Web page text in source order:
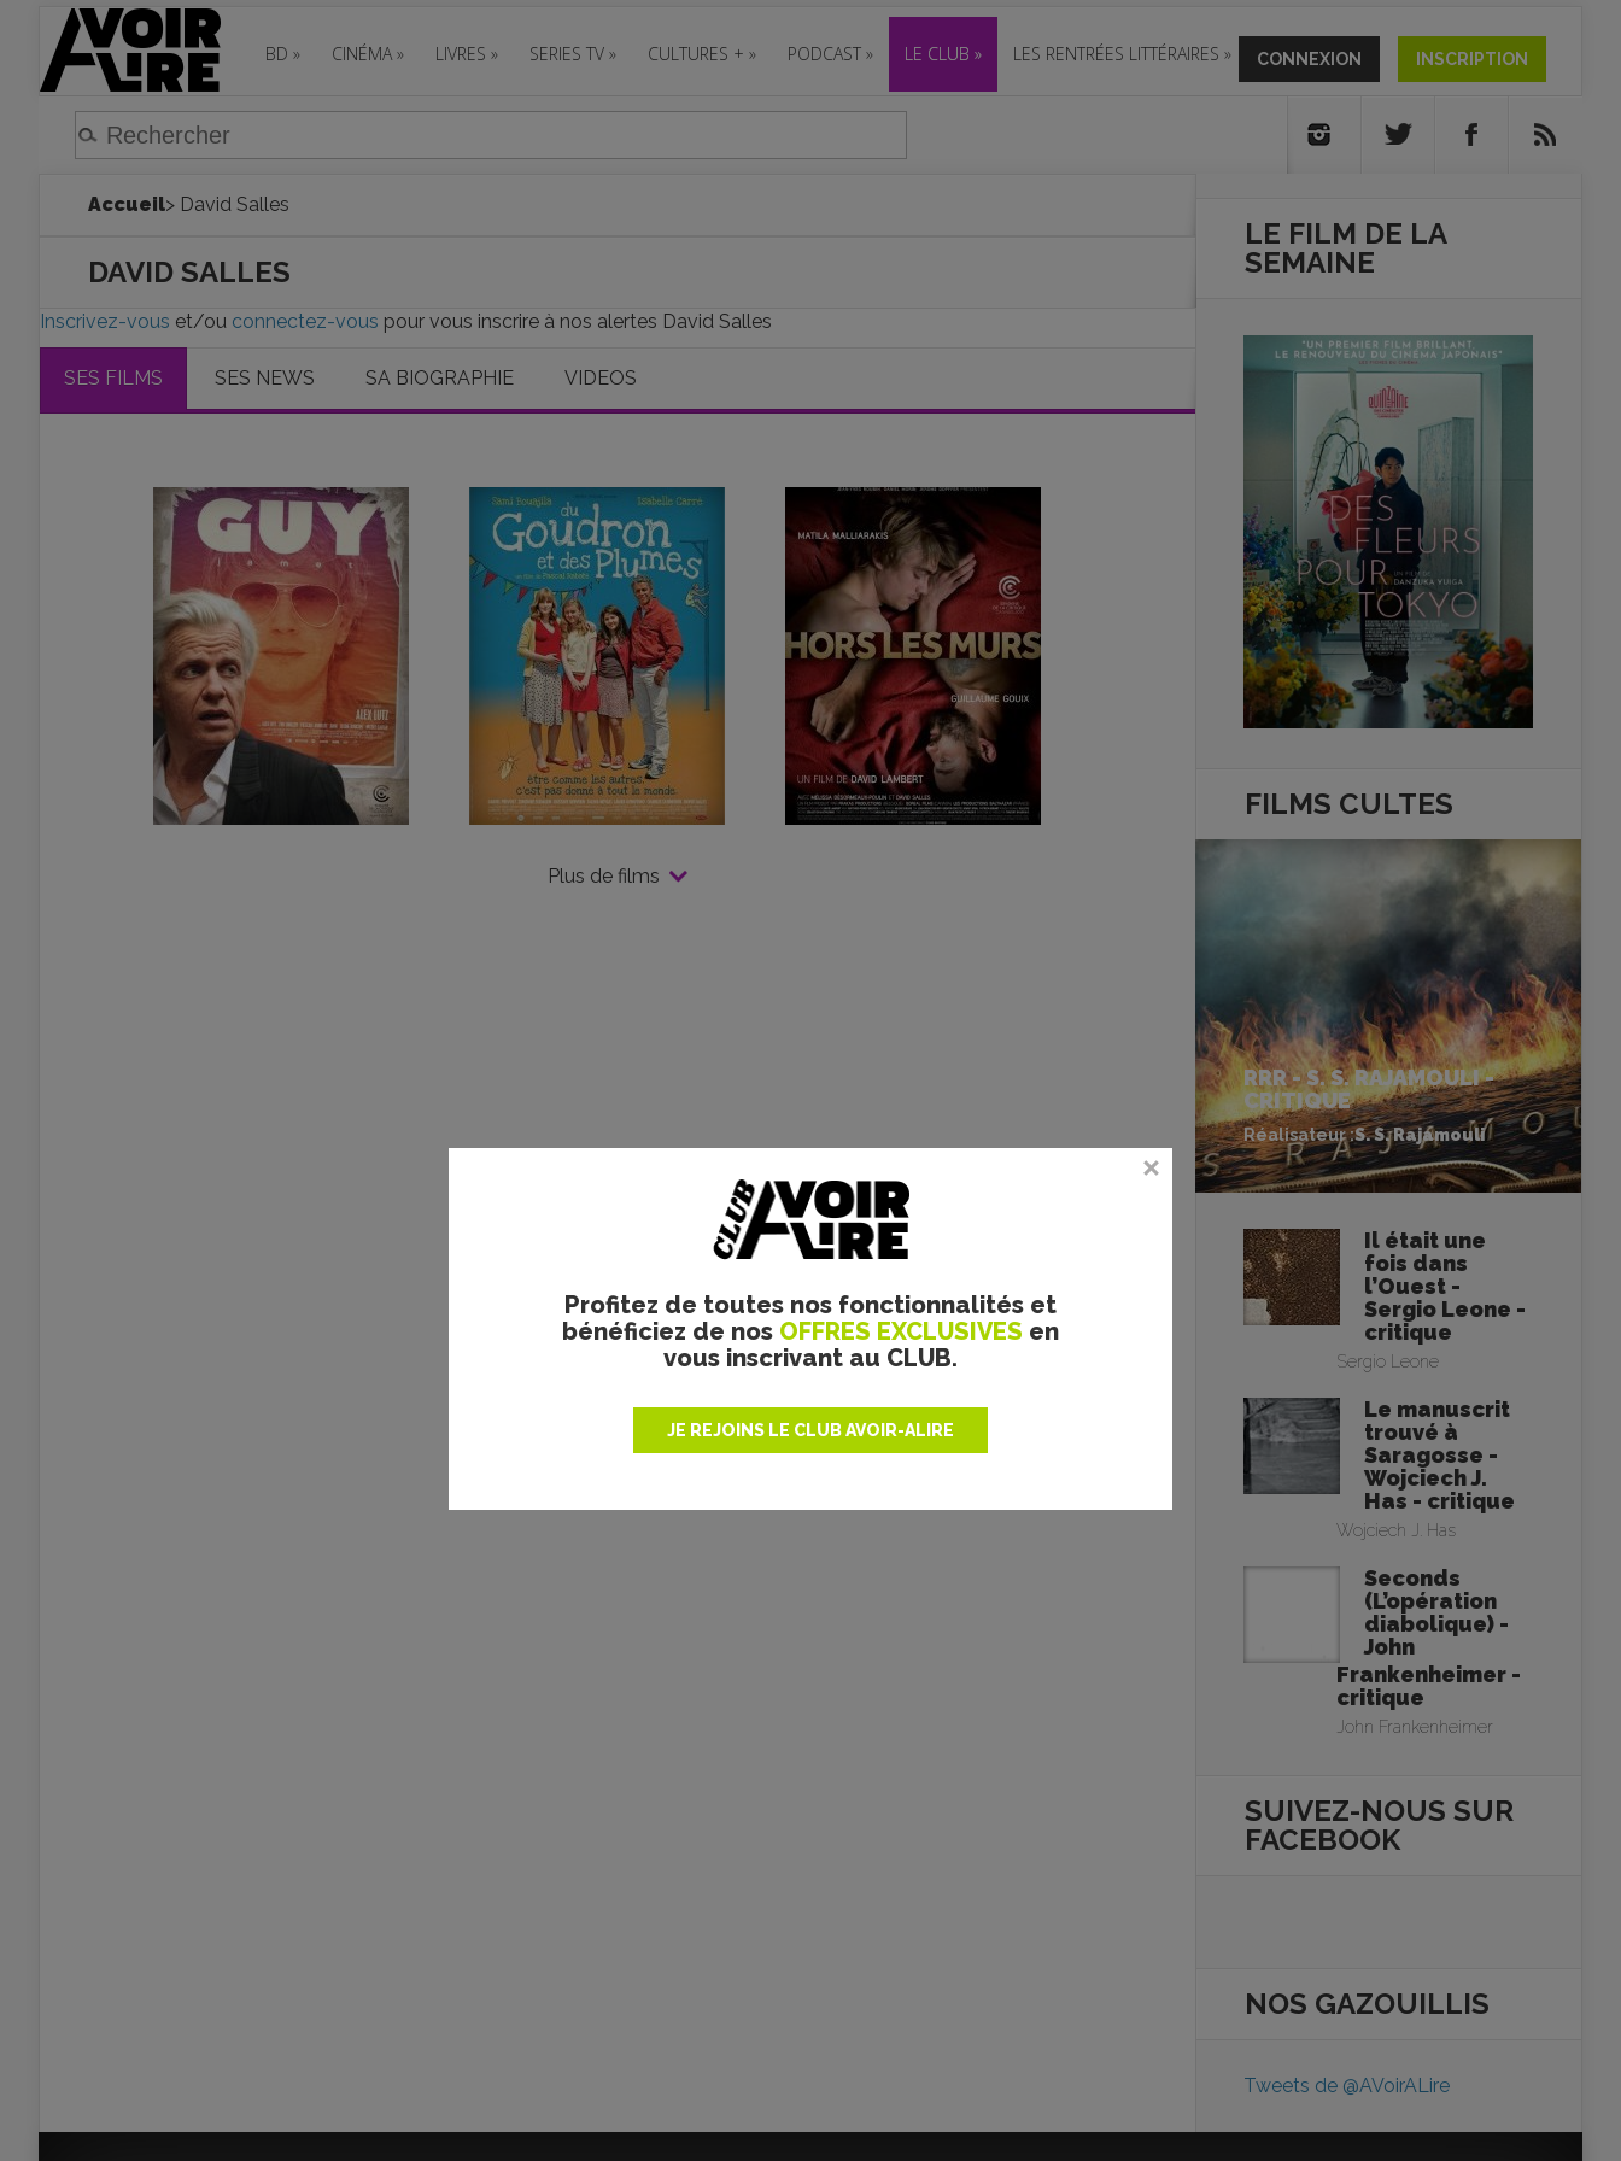
BD » CINÉMA » LIVRES » SERIES TV » CULTURES + » PODCAST » LE CLUB » LES RENTRÉES LITTÉRAIRES » CONNEXION INSCRIPTION
Profitez de toutes nos fonctionnalités et
bénéficiez de nos OFFRES EXCLUSIVES en
vous inscrivant au CLUB.
JE REJOINS LE CLUB AVOIR-ALIRE
Accueil> David Salles
DAVID SALLES
Inscrivez-vous et/ou connectez-vous pour vous inscrire à nos alertes David Salles
SES FILMS SES NEWS SA BIOGRAPHIE VIDEOS
Plus de films
LE FILM DE LA
SEMAINE
FILMS CULTES
RRR - S. S. RAJAMOULI -
CRITIQUE
Réalisateur :S. S. Rajamouli
Il était une
fois dans
l’Ouest -
Sergio Leone -
critique
Sergio Leone
Le manuscrit
trouvé à
Saragosse -
Wojciech J.
Has - critique
Wojciech J. Has
Seconds
(L’opération
diabolique) -
John
Frankenheimer -
critique
John Frankenheimer
SUIVEZ-NOUS SUR
FACEBOOK
NOS GAZOUILLIS
Tweets de @AVoirALire